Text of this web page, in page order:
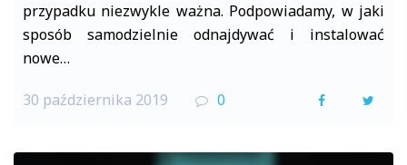
przypadku niezwykle ważna. Podpowiadamy, w jaki
sposób samodzielnie odnajdywać i instalować
nowe…
30 października 2019 0
F